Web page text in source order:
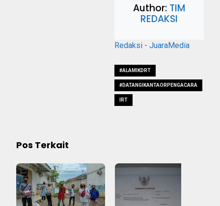
Author: TIM
REDAKSI
Redaksi - JuaraMedia
#ALAMIKDRT
#DATANGIKANTAORPENGACARA
IRT
Pos Terkait